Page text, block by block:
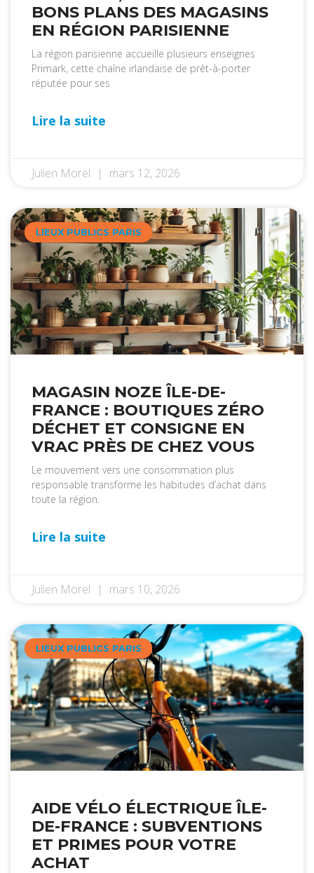
BONS PLANS DES MAGASINS
EN RÉGION PARISIENNE
La région parisienne accueille plusieurs enseignes
Primark, cette chaîne irlandaise de prêt-à-porter
réputée pour ses
Lire la suite
Julien Morel mars 12, 2026
LIEUX PUBLICS PARIS
MAGASIN NOZE ÎLE-DE-
FRANCE : BOUTIQUES ZÉRO
DÉCHET ET CONSIGNE EN
VRAC PRÈS DE CHEZ VOUS
Le mouvement vers une consommation plus
responsable transforme les habitudes d’achat dans
toute la région.
Lire la suite
Julien Morel mars 10, 2026
LIEUX PUBLICS PARIS
AIDE VÉLO ÉLECTRIQUE ÎLE-
DE-FRANCE : SUBVENTIONS
ET PRIMES POUR VOTRE
ACHAT